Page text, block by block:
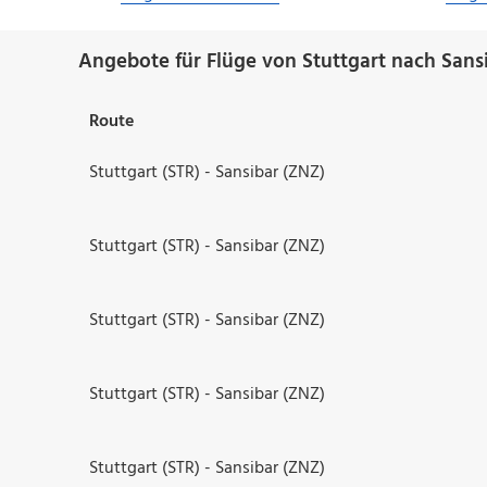
Angebote für Flüge von Stuttgart nach
Route
Stuttgart (STR) - Sansibar (ZNZ)
Stuttgart (STR) - Sansibar (ZNZ)
Stuttgart (STR) - Sansibar (ZNZ)
Stuttgart (STR) - Sansibar (ZNZ)
Stuttgart (STR) - Sansibar (ZNZ)